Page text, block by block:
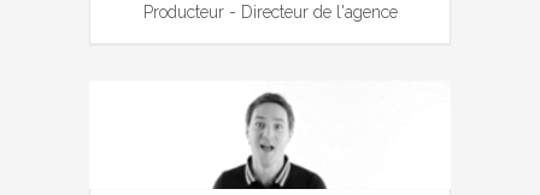
Producteur - Directeur de l'agence